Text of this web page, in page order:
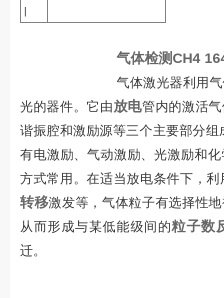
l
气体检测CH4
气体激光器利用
光的器件。它由放电管内的激活
谐振腔和激励源等三个主要部分
有电激励、气动激励、光激励和
方式常用。在适当放电条件下，
转移激发等，气体粒子有选择性
从而形成与某低能级间的粒子数
迁。